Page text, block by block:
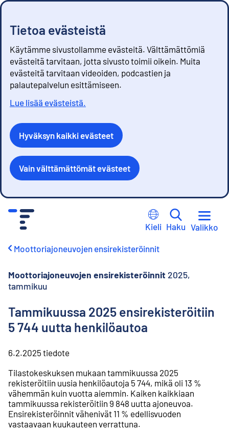
Tietoa evästeistä
Käytämme sivustollamme evästeitä. Välttämättömiä
evästeitä tarvitaan, jotta sivusto toimii oikein. Muita
evästeitä tarvitaan videoiden, podcastien ja
palautepalvelun esittämiseen.
Lue lisää evästeistä.
Hyväksyn kaikki evästeet
Vain välttämättömät evästeet
Kieli Haku Valikko
Moottoriajoneuvojen ensirekisteröinnit
Moottoriajoneuvojen ensirekisteröinnit 2025,
tammikuu
Tammikuussa 2025 ensirekisteröitiin
5 744 uutta henkilöautoa
6.2.2025 tiedote
Tilastokeskuksen mukaan tammikuussa 2025
rekisteröitiin uusia henkilöautoja 5 744, mikä oli 13 %
vähemmän kuin vuotta aiemmin. Kaiken kaikkiaan
tammikuussa rekisteröitiin 9 848 uutta ajoneuvoa.
Ensirekisteröinnit vähenivät 11 % edellisvuoden
vastaavaan kuukauteen verrattuna.